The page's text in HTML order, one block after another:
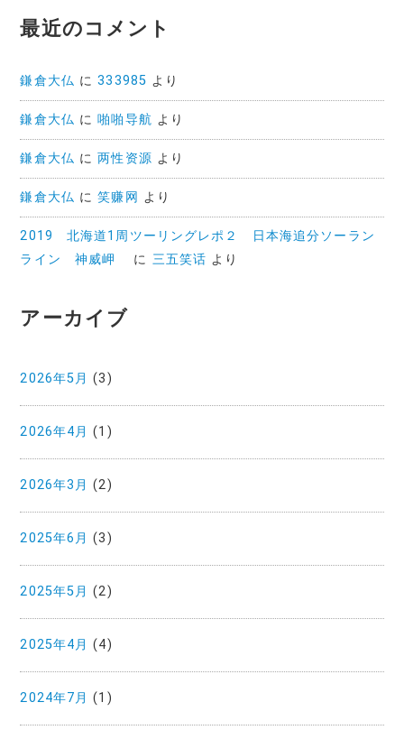
最近のコメント
鎌倉大仏 に333985 より
鎌倉大仏 に啪啪导航 より
鎌倉大仏 に两性资源 より
鎌倉大仏 に笑赚网 より
2019 北海道1周ツーリングレポ２ 日本海追分ソーラン
ライン 神威岬
に 三五笑话 より
アーカイブ
2026年5月 (3)
2026年4月 (1)
2026年3月 (2)
2025年6月 (3)
2025年5月 (2)
2025年4月 (4)
2024年7月 (1)